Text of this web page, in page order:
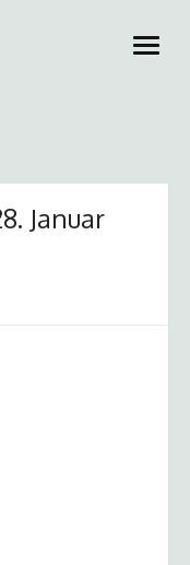
open
Januar